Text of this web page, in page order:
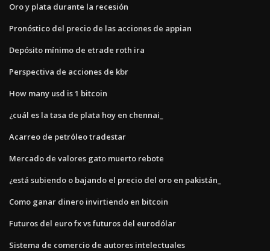
Oro y plata durante la recesión
Pronóstico del precio de las acciones de appian
Depósito mínimo de etrade roth ira
Perspectiva de acciones de kbr
How many usd is 1 bitcoin
¿cuál es la tasa de plata hoy en chennai_
Acarreo de petróleo tradestar
Mercado de valores gato muerto rebote
¿está subiendo o bajando el precio del oro en pakistán_
Como ganar dinero invirtiendo en bitcoin
Futuros del euro fx vs futuros del eurodólar
Sistema de comercio de autores intelectuales